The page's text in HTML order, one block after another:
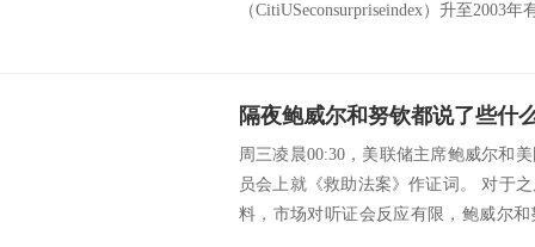
（CitiUSeconsurpriseindex）升至2003年
隔夜鲍威尔和努钦都说了些什
周三凌晨00:30，美联储主席鲍威尔和
员会上就《救助法案》作证词。 对于
料，市场对听证会反应有限，鲍威尔